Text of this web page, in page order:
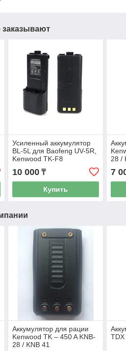
заказывают
Усиленный аккумулятор
BL-5L для Baofeng UV-5R,
Kenwood TK-F8
10 000₸
Купить
28 /
7
Аккумулятор для рации
Kenwood TK – 450 A KNB-
28 / KNB 41